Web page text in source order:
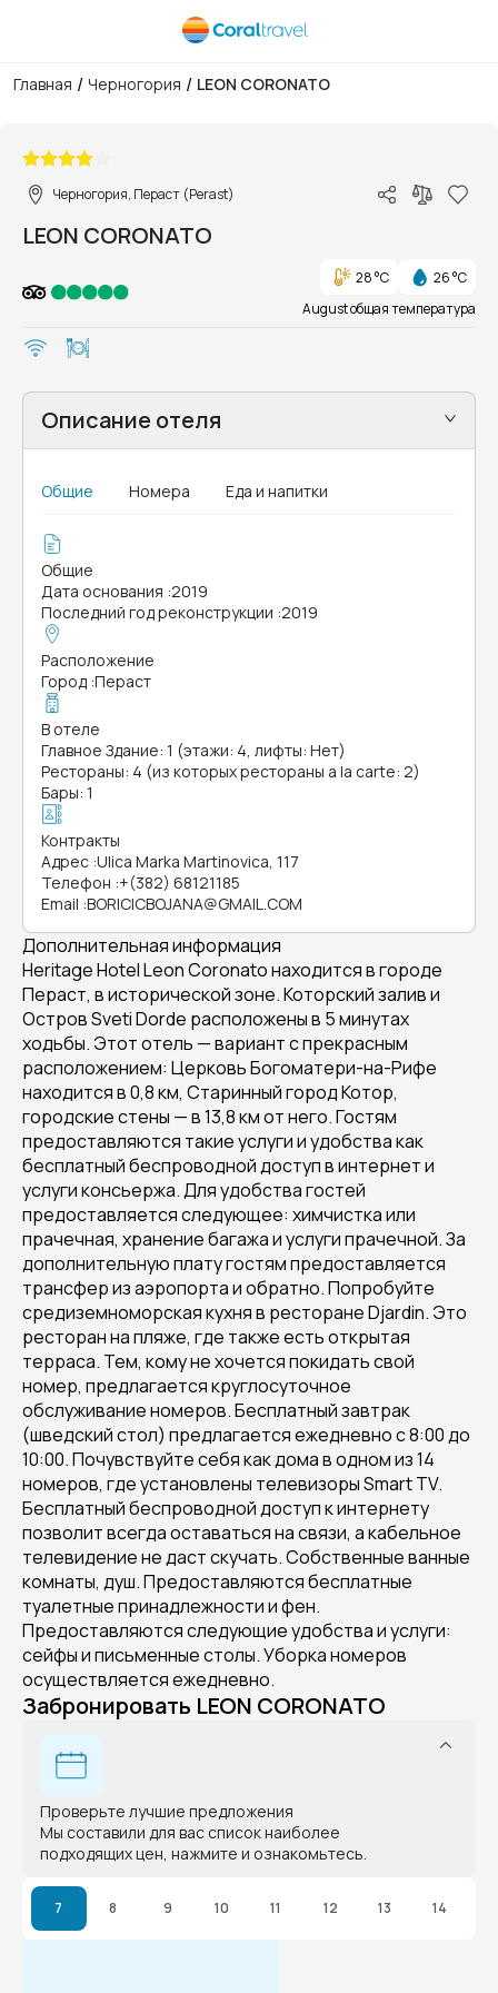
Главная / Черногория / LEON CORONATO
Черногория, Пераст (Perast)
LEON CORONATO
28 °C
26 °C
August общая температура
Описание отеля
Общие Номера Еда и напитки
Общие
Дата основания :2019
Последний год реконструкции :2019
Расположение
Город :Пераст
В отеле
Главное Здание: 1 (этажи: 4, лифты: Нет)
Рестораны: 4 (из которых рестораны a la carte: 2)
Бары: 1
Контракты
Адрес :Ulica Marka Martinovica, 117
Телефон :+(382) 68121185
Email :BORICICBOJANA@GMAIL.COM
Дополнительная информация
Heritage Hotel Leon Coronato находится в городе
Пераст, в исторической зоне. Которский залив и
Остров Sveti Dorde расположены в 5 минутах
ходьбы. Этот отель — вариант с прекрасным
расположением: Церковь Богоматери-на-Рифе
находится в 0,8 км, Старинный город Котор,
городские стены — в 13,8 км от него. Гостям
предоставляются такие услуги и удобства как
бесплатный беспроводной доступ в интернет и
услуги консьержа. Для удобства гостей
предоставляется следующее: химчистка или
прачечная, хранение багажа и услуги прачечной. За
дополнительную плату гостям предоставляется
трансфер из аэропорта и обратно. Попробуйте
средиземноморская кухня в ресторане Djardin. Это
ресторан на пляже, где также есть открытая
терраса. Тем, кому не хочется покидать свой
номер, предлагается круглосуточное
обслуживание номеров. Бесплатный завтрак
(шведский стол) предлагается ежедневно с 8:00 до
10:00. Почувствуйте себя как дома в одном из 14
номеров, где установлены телевизоры Smart TV.
Бесплатный беспроводной доступ к интернету
позволит всегда оставаться на связи, а кабельное
телевидение не даст скучать. Собственные ванные
комнаты, душ. Предоставляются бесплатные
туалетные принадлежности и фен.
Предоставляются следующие удобства и услуги:
сейфы и письменные столы. Уборка номеров
осуществляется ежедневно.
Забронировать LEON CORONATO
Проверьте лучшие предложения
Мы составили для вас список наиболее
подходящих цен, нажмите и ознакомьтесь.
7 8 9 10 11 12 13 14